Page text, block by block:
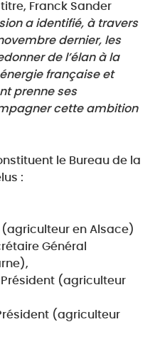
Franck Sander
a identifié, à travers
dernier, les
de l’élan à la
française et
prenne ses
cette ambition
le Bureau de la
:
(agriculteur en Alsace)
Général
(agriculteur
(agriculteur